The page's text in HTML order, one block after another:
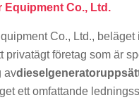
Co., Ltd.
Co., Ltd., beläget
privatägt företag som är
av
ett omfattande